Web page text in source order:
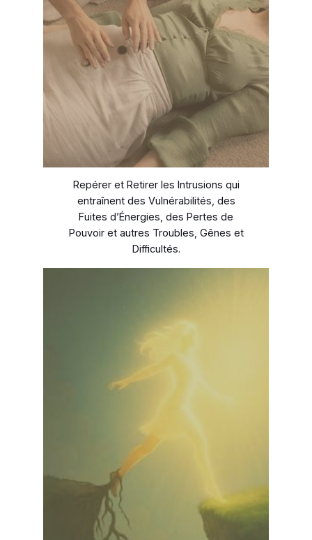
Repérer et Retirer les Intrusions qui
entraînent des Vulnérabilités, des
Fuites d’Énergies, des Pertes de
Pouvoir et autres Troubles, Gênes et
Difficultés.